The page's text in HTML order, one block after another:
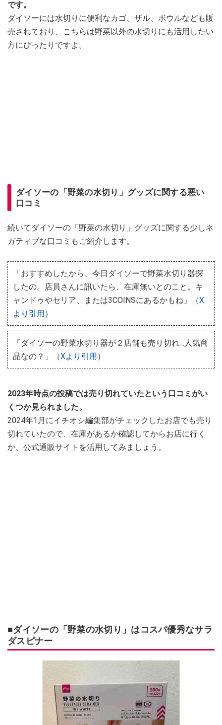
です。
ダイソーには水切りに便利なカゴ、ザル、ボウルなども販
売されており、こちらは野菜以外の水切りにも活用したい
方にぴったりですよ。
ダイソーの「野菜の水切り」グッズに関する悪い
口コミ
続いてダイソーの「野菜の水切り」グッズに関する少しネ
ガティブな口コミもご紹介します。
「おすすめしたから、今日ダイソーで野菜水切り器探
したの。店員さんに訊いたら、在庫無いとのこと。キ
ャンドゥやセリア、または3COINSにあるかもね」（X
より引用）
「ダイソーの野菜水切り器が２店舗も売り切れ…人気商
品なの？」（Xより引用）
2023年時点の投稿では売り切れていたという口コミがい
くつか見られました。
2024年1月にイチオシ編集部がチェックしたお店でも売り
切れていたので、在庫があるか確認してからお店に行く
か、公式通販サイトを活用してみましょう。
■ダイソーの「野菜の水切り」はコスパ優秀なサラ
ダスピナー